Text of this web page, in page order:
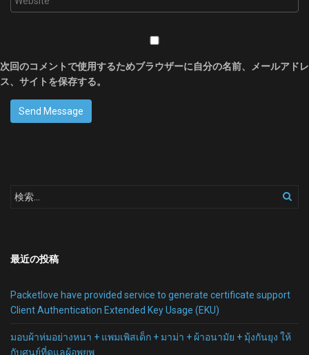
次回のコメントで使用するためブラウザーに自分の名前、メールアドレ
ス、サイトを保存する。
最近の投稿
Packetlove have provided service to generate certificate support
Client Authentication Extended Key Usage (EKU)
มอบผ้าห่มอย่างหนา + แพมเพิสเด็ก + มาม่า + ผ้าอนามัย + มุ้งกันยุง ให้
กับศูนย์ที่ดูแลผู้อพยพ